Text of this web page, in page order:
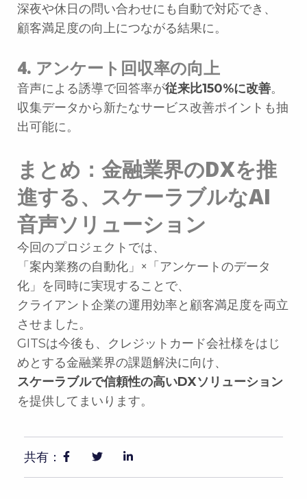
深夜や休日の問い合わせにも自動で対応でき、
顧客満足度の向上につながる結果に。
4. アンケート回収率の向上
音声による誘導で回答率が従来比150%に改善。
収集データから新たなサービス改善ポイントも抽
出可能に。
まとめ：金融業界のDXを推
進する、スケーラブルなAI
音声ソリューション
今回のプロジェクトでは、
「案内業務の自動化」×「アンケートのデータ
化」を同時に実現することで、
クライアント企業の運用効率と顧客満足度を両立
させました。
GITSは今後も、クレジットカード会社様をはじ
めとする金融業界の課題解決に向け、
スケーラブルで信頼性の高いDXソリューション
を提供してまいります。
共有：